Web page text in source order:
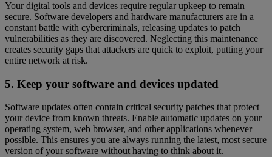
Your digital tools and devices require regular upkeep to remain
secure. Software developers and hardware manufacturers are in a
constant battle with cybercriminals, releasing updates to patch
vulnerabilities as they are discovered. Neglecting this maintenance
creates security gaps that attackers are quick to exploit, putting your
entire network at risk.
5. Keep your software and devices updated
Software updates often contain critical security patches that protect
your device from known threats. Enable automatic updates on your
operating system, web browser, and other applications whenever
possible. This ensures you are always running the latest, most secure
version of your software without having to think about it.